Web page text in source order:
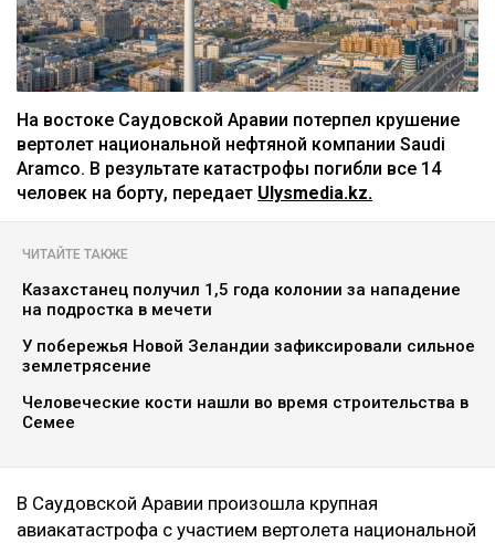
На востоке Саудовской Аравии потерпел крушение
вертолет национальной нефтяной компании Saudi
Aramco. В результате катастрофы погибли все 14
человек на борту, передает Ulysmedia.kz.
ЧИТАЙТЕ ТАКЖЕ
Казахстанец получил 1,5 года колонии за нападение
на подростка в мечети
У побережья Новой Зеландии зафиксировали сильное
землетрясение
Человеческие кости нашли во время строительства в
Семее
В Саудовской Аравии произошла крупная
авиакатастрофа с участием вертолета национальной